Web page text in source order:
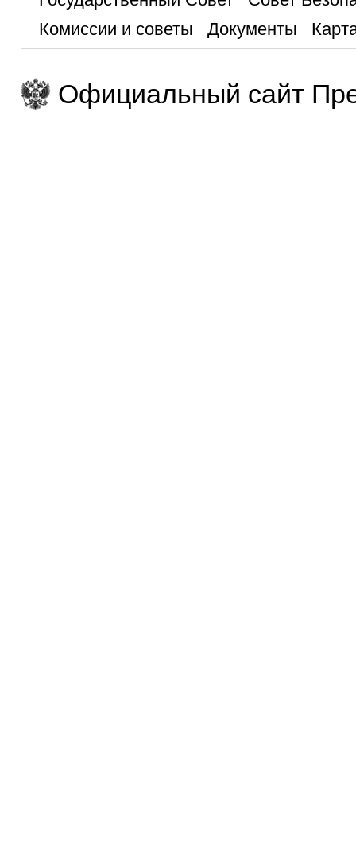
Комиссии и советы
Документы
Официальный сайт